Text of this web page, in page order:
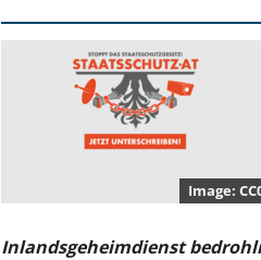
Inlandsgeheimdienst